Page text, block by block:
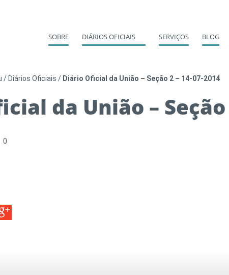
SOBRE DIÁRIOS OFICIAIS SERVIÇOS BLOG
/ Diários Oficiais / Diário Oficial da União – Seção 2 – 14-07-2014
da União – Seção
0